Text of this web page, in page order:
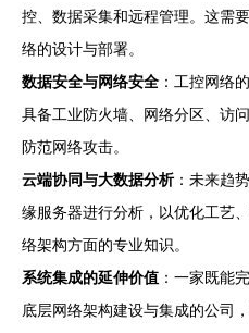
控、数据采集和远程管理。这需
络的设计与部署。
数据安全与网络安全 ：工控网络
具备工业防火墙、网络分区、访
防范网络攻击。
云端协同与大数据分析：未来趋
缘服务器进行分析，以优化工艺
络架构方面的专业知识。
系统集成的延伸价值 ：一家既能
底层网络架构建设与集成的公司